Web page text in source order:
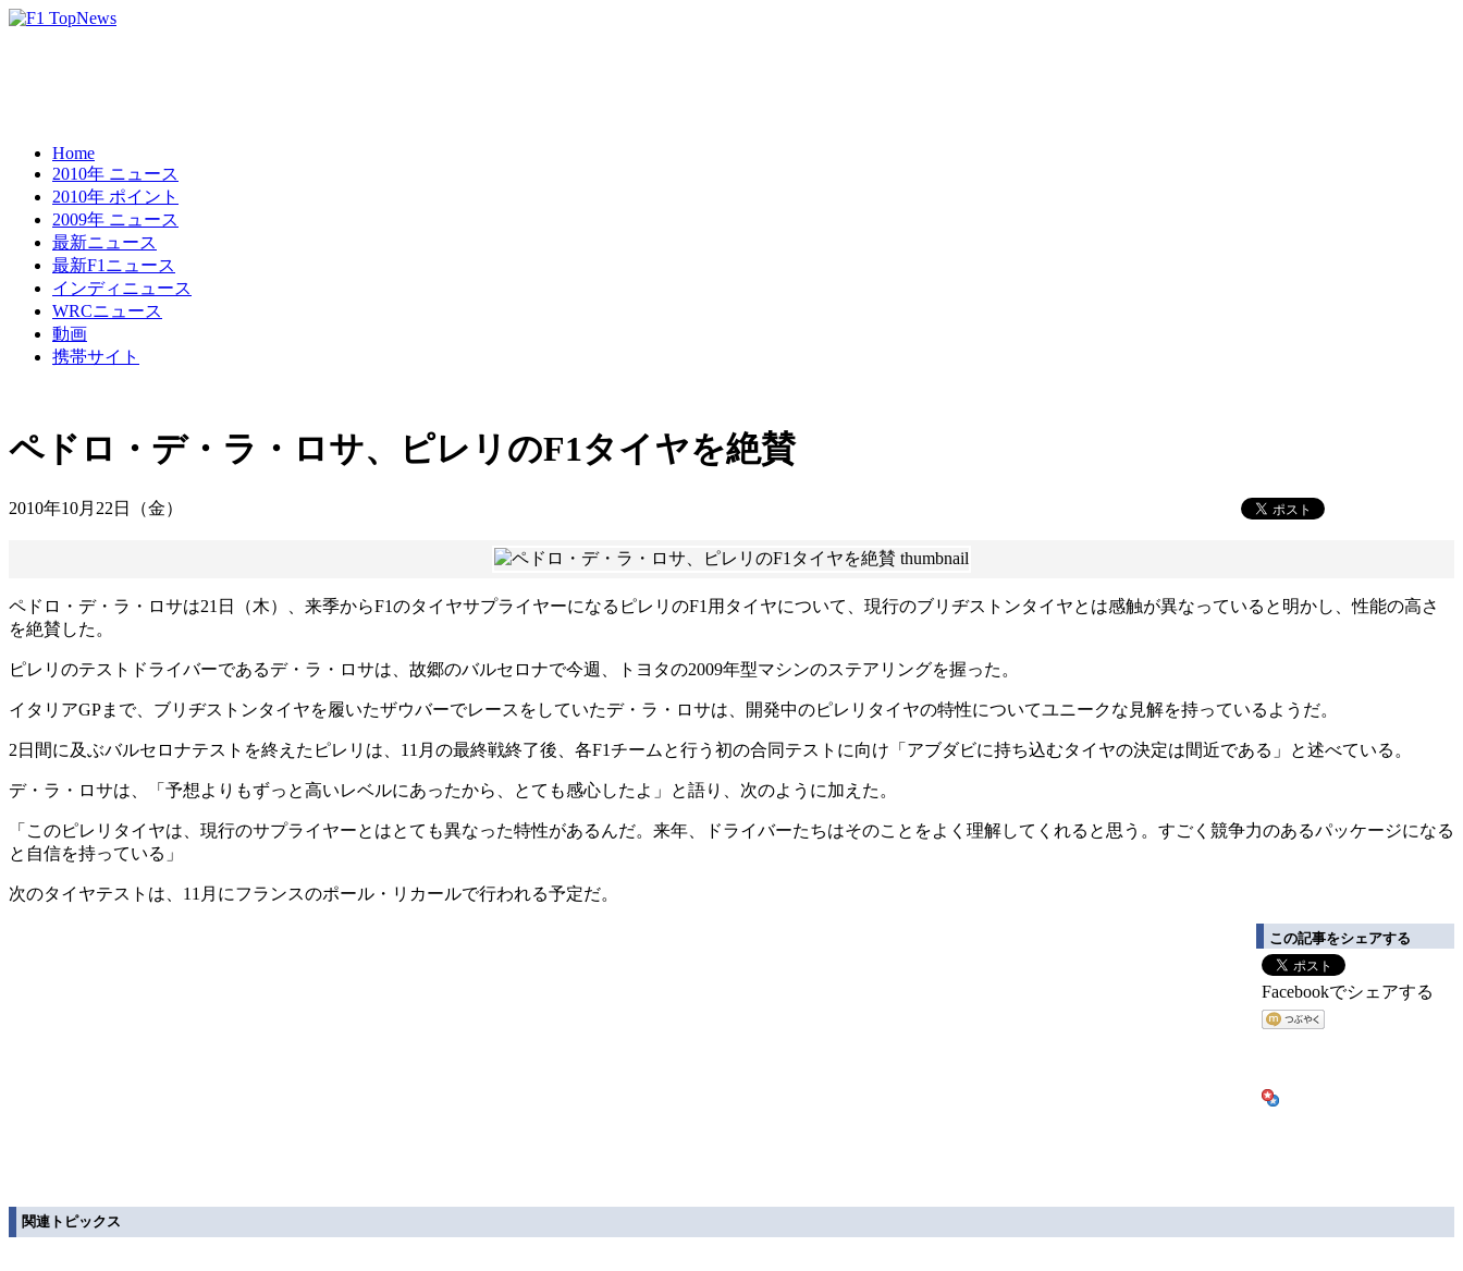
Home
2010年 ニュース
2010年 ポイント
2009年 ニュース
最新ニュース
最新F1ニュース
インディニュース
WRCニュース
動画
携帯サイト
ペドロ・デ・ラ・ロサ、ピレリのF1タイヤを絶賛
2010年10月22日（金）
ペドロ・デ・ラ・ロサは21日（木）、来季からF1のタイヤサプライヤーになるピレリのF1用タイヤについて、現行のブリヂストンタイヤとは感触が異なっていると明かし、性能の高さ
を絶賛した。
ピレリのテストドライバーであるデ・ラ・ロサは、故郷のバルセロナで今週、トヨタの2009年型マシンのステアリングを握った。
イタリアGPまで、ブリヂストンタイヤを履いたザウバーでレースをしていたデ・ラ・ロサは、開発中のピレリタイヤの特性についてユニークな見解を持っているようだ。
2日間に及ぶバルセロナテストを終えたピレリは、11月の最終戦終了後、各F1チームと行う初の合同テストに向け「アブダビに持ち込むタイヤの決定は間近である」と述べている。
デ・ラ・ロサは、「予想よりもずっと高いレベルにあったから、とても感心したよ」と語り、次のように加えた。
「このピレリタイヤは、現行のサプライヤーとはとても異なった特性があるんだ。来年、ドライバーたちはそのことをよく理解してくれると思う。すごく競争力のあるパッケージになる
と自信を持っている」
次のタイヤテストは、11月にフランスのポール・リカールで行われる予定だ。
この記事をシェアする
Facebookでシェアする
関連トピックス